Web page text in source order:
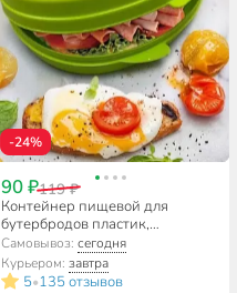
-24%
90 ₽119 ₽
Контейнер пищевой для
бутербродов пластик,
15х10.5х4 см, Idea, Чехол на
бутер, М1201
Самовывоз: сегодня
Курьером: завтра
5•135 отзывов